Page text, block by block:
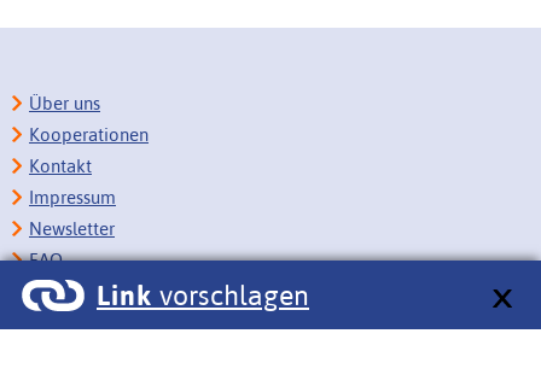
Link vorschlagen
Über uns
Kooperationen
Kontakt
Impressum
Newsletter
FAQ
Copyright